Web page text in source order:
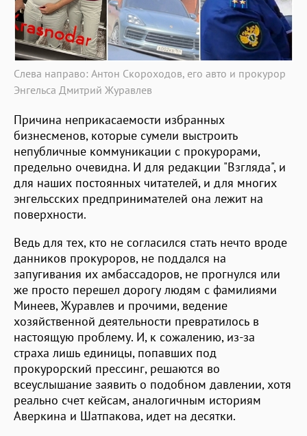
Слева направо: Антон Скороходов, его авто и прокурор
Энгельса Дмитрий Журавлев
Причина неприкасаемости избранных
бизнесменов, которые сумели выстроить
непубличные коммуникации с прокурорами,
предельно очевидна. И для редакции "Взгляда", и
для наших постоянных читателей, и для многих
энгельсских предпринимателей она лежит на
поверхности.
Ведь для тех, кто не согласился стать нечто вроде
данников прокуроров, не поддался на
запугивания их амбассадоров, не прогнулся или
же просто перешел дорогу людям с фамилиями
Минеев, Журавлев и прочими, ведение
хозяйственной деятельности превратилось в
настоящую проблему. И, к сожалению, из-за
страха лишь единицы, попавших под
прокурорский прессинг, решаются во
всеуслышание заявить о подобном давлении, хотя
реально счет кейсам, аналогичным историям
Аверкина и Шатпакова, идет на десятки.